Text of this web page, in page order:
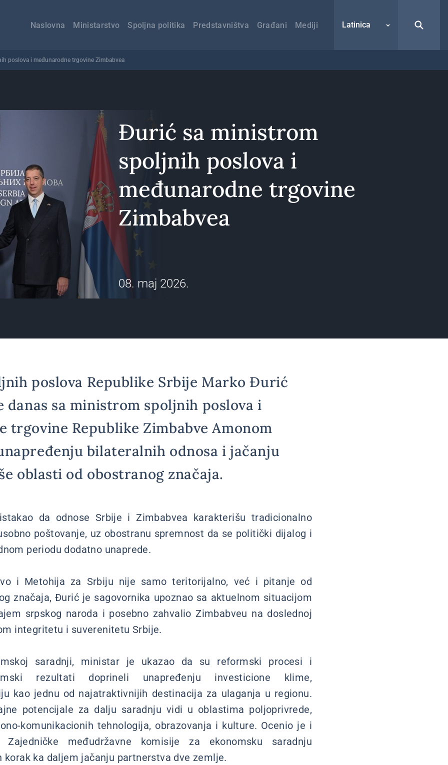
навигација
Naslovna Ministarstvo Spoljna politika Predstavništva Građani Mediji Latinica
poslova i međunarodne trgovine Zimbabvea
Đurić sa ministrom
spoljnih poslova i
međunarodne trgovine
Zimbabvea
08. maj 2026.
poslova Republike Srbije Marko Đurić
danas sa ministrom spoljnih poslova i
trgovine Republike Zimbabve Amonom
bilateralnih odnosa i jačanju
oblasti od obostranog značaja.
da odnose Srbije i Zimbabvea karakterišu tradicionalno
poštovanje, uz obostranu spremnost da se politički dijalog i
periodu dodatno unaprede.
i Metohija za Srbiju nije samo teritorijalno, već i pitanje od
značaja, Đurić je sagovornika upoznao sa aktuelnom situacijom
srpskog naroda i posebno zahvalio Zimbabveu na doslednoj
integritetu i suverenitetu Srbije.
saradnji, ministar je ukazao da su reformski procesi i
rezultati doprineli unapređenju investicione klime,
kao jednu od najatraktivnijih destinacija za ulaganja u regionu.
potencijale za dalju saradnju vidi u oblastima poljoprivrede,
komunikacionih tehnologija, obrazovanja i kulture. Ocenio je i
međudržavne komisije za ekonomsku saradnju
korak ka daljem jačanju partnerstva dve zemlje.